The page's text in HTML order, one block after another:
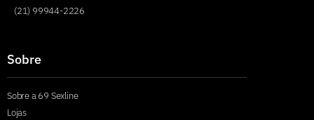
(21) 99944-2226
Sobre
Sobre a 69 Sexline
Lojas